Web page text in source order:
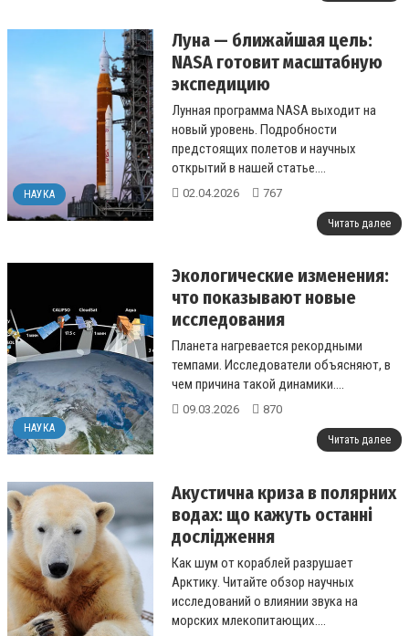
НАУКА
Луна — ближайшая цель:
NASA готовит масштабную
экспедицию
Лунная программа NASA выходит на
новый уровень. Подробности
предстоящих полетов и научных
открытий в нашей статье....
02.04.2026 767
Читать далее
НАУКА
Экологические изменения:
что показывают новые
исследования
Планета нагревается рекордными
темпами. Исследователи объясняют, в
чем причина такой динамики....
09.03.2026 870
Читать далее
Акустична криза в полярних
водах: що кажуть останні
дослідження
Как шум от кораблей разрушает
Арктику. Читайте обзор научных
исследований о влиянии звука на
морских млекопитающих....